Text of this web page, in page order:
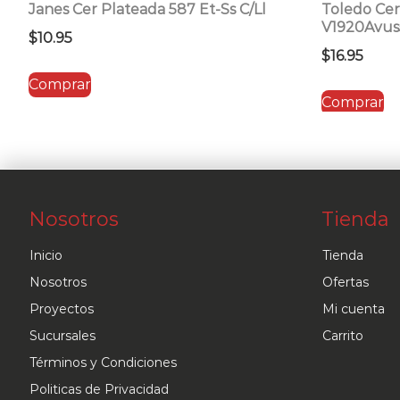
Janes Cer Plateada 587 Et-Ss C/Ll
$10.95
Comprar
Toledo
$16.95
Comprar
Nosotros
Inicio
Nosotros
Proyectos
Sucursales
Términos y Condiciones
Politicas de Privacidad
Tienda
Tienda
Ofertas
Mi cuenta
Carrito